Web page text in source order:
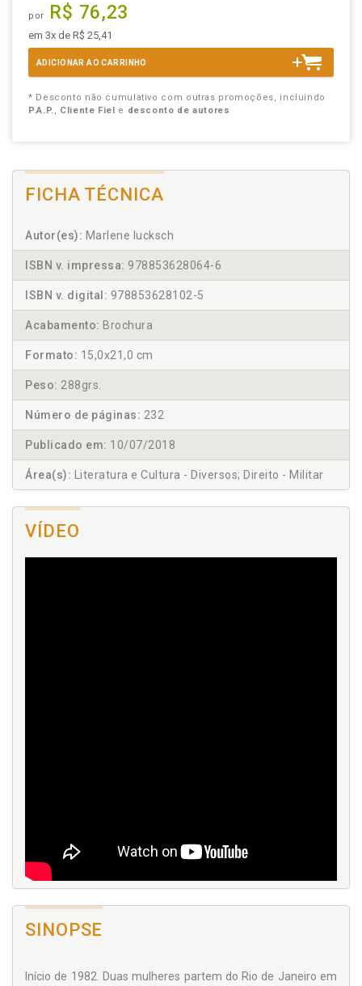
por R$ 76,23
em 3x de R$ 25,41
ADICIONAR AO CARRINHO
* Desconto não cumulativo com outras promoções, incluindo
P.A.P., Cliente Fiel e desconto de autores
FICHA TÉCNICA
Autor(es): Marlene Iucksch
ISBN v. impressa: 978853628064-6
ISBN v. digital: 978853628102-5
Acabamento: Brochura
Formato: 15,0x21,0 cm
Peso: 288grs.
Número de páginas: 232
Publicado em: 10/07/2018
Área(s): Literatura e Cultura - Diversos; Direito - Militar
VÍDEO
SINOPSE
Início de 1982. Duas mulheres partem do Rio de Janeiro em